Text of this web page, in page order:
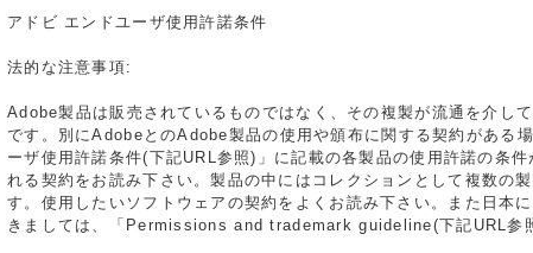
アドビ エンドユーザ使用許諾条件
法的な注意事項:
Adobe製品は販売されているものではなく、その複製が流通を介し
です。別にAdobeとのAdobe製品の使用や頒布に関する契約がある
ーザ使用許諾条件(下記URL参照)」に記載の各製品の使用許諾の条
れる契約をお読み下さい。製品の中にはコレクションとして複数の
す。使用したいソフトウェアの契約をよくお読み下さい。また日本
きましては、「Permissions and trademark guideline(下記URL参